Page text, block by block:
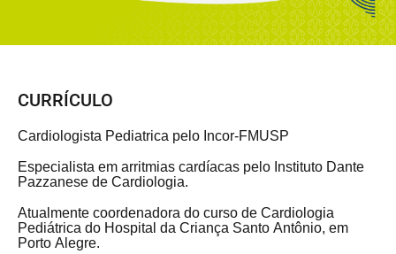
CURRÍCULO
Cardiologista Pediatrica pelo Incor-FMUSP
Especialista em arritmias cardíacas pelo Instituto Dante
Pazzanese de Cardiologia.
Atualmente coordenadora do curso de Cardiologia
Pediátrica do Hospital da Criança Santo Antônio, em
Porto Alegre.